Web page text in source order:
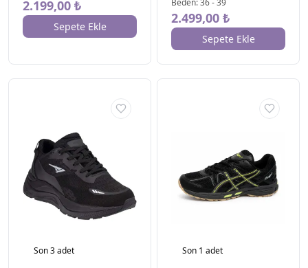
yok 1
Hakiki
Deri 1
Deri 1
MENŞEI▾
TR 1
Casual/Günlük
2.199,00 ₺
Sepete Ekle
Beden:36-39
2.499,00 ₺
Sepete Ekle
Son3adet Son 1 adet